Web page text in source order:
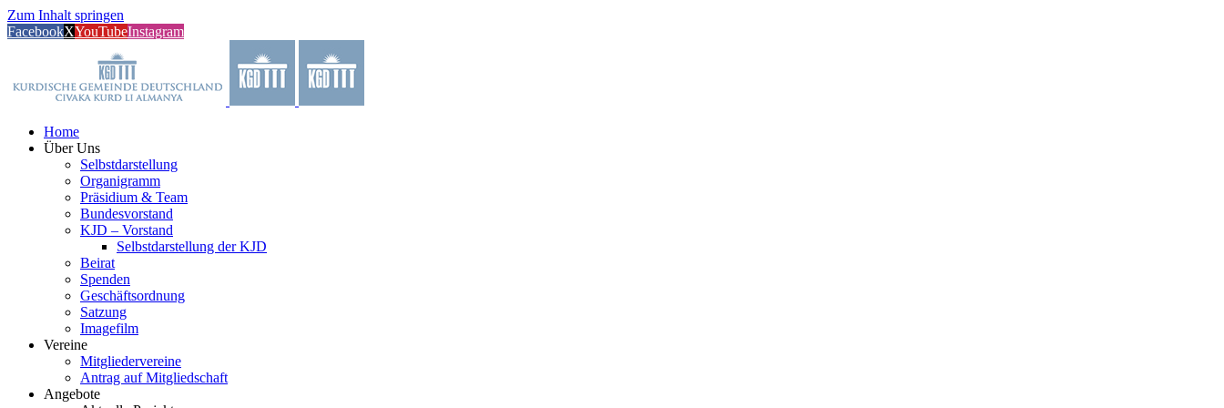
Zum Inhalt springen
FacebookXYouTubeInstagram
Home
Über Uns
Selbstdarstellung
Organigramm
Präsidium & Team
Bundesvorstand
KJD – Vorstand
Selbstdarstellung der KJD
Beirat
Spenden
Geschäftsordnung
Satzung
Imagefilm
Vereine
Mitgliedervereine
Antrag auf Mitgliedschaft
Angebote